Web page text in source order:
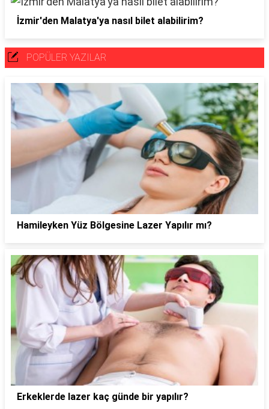
İzmir'den Malatya'ya nasıl bilet alabilirim?
POPÜLER YAZILAR
Hamileyken Yüz Bölgesine Lazer Yapılır mı?
Erkeklerde lazer kaç günde bir yapılır?